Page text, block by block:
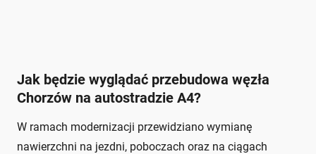
Jak będzie wyglądać przebudowa węzła
Chorzów na autostradzie A4?
W ramach modernizacji przewidziano wymianę
nawierzchni na jezdni, poboczach oraz na ciągach